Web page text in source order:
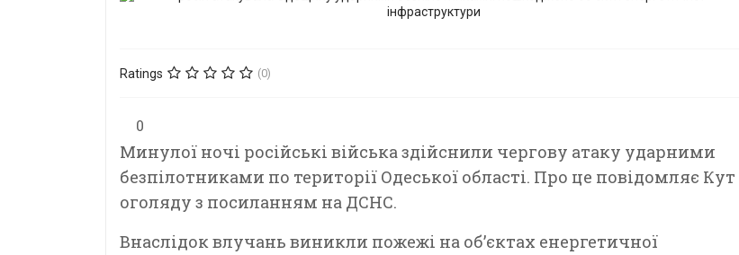
Ratings (0)
0
Минулої ночі російські війська здійснили чергову атаку ударними
безпілотниками по території Одеської області. Про це повідомляє Кут
оголяду з посиланням на ДСНС.
Внаслідок влучань виникли пожежі на об’єктах енергетичної